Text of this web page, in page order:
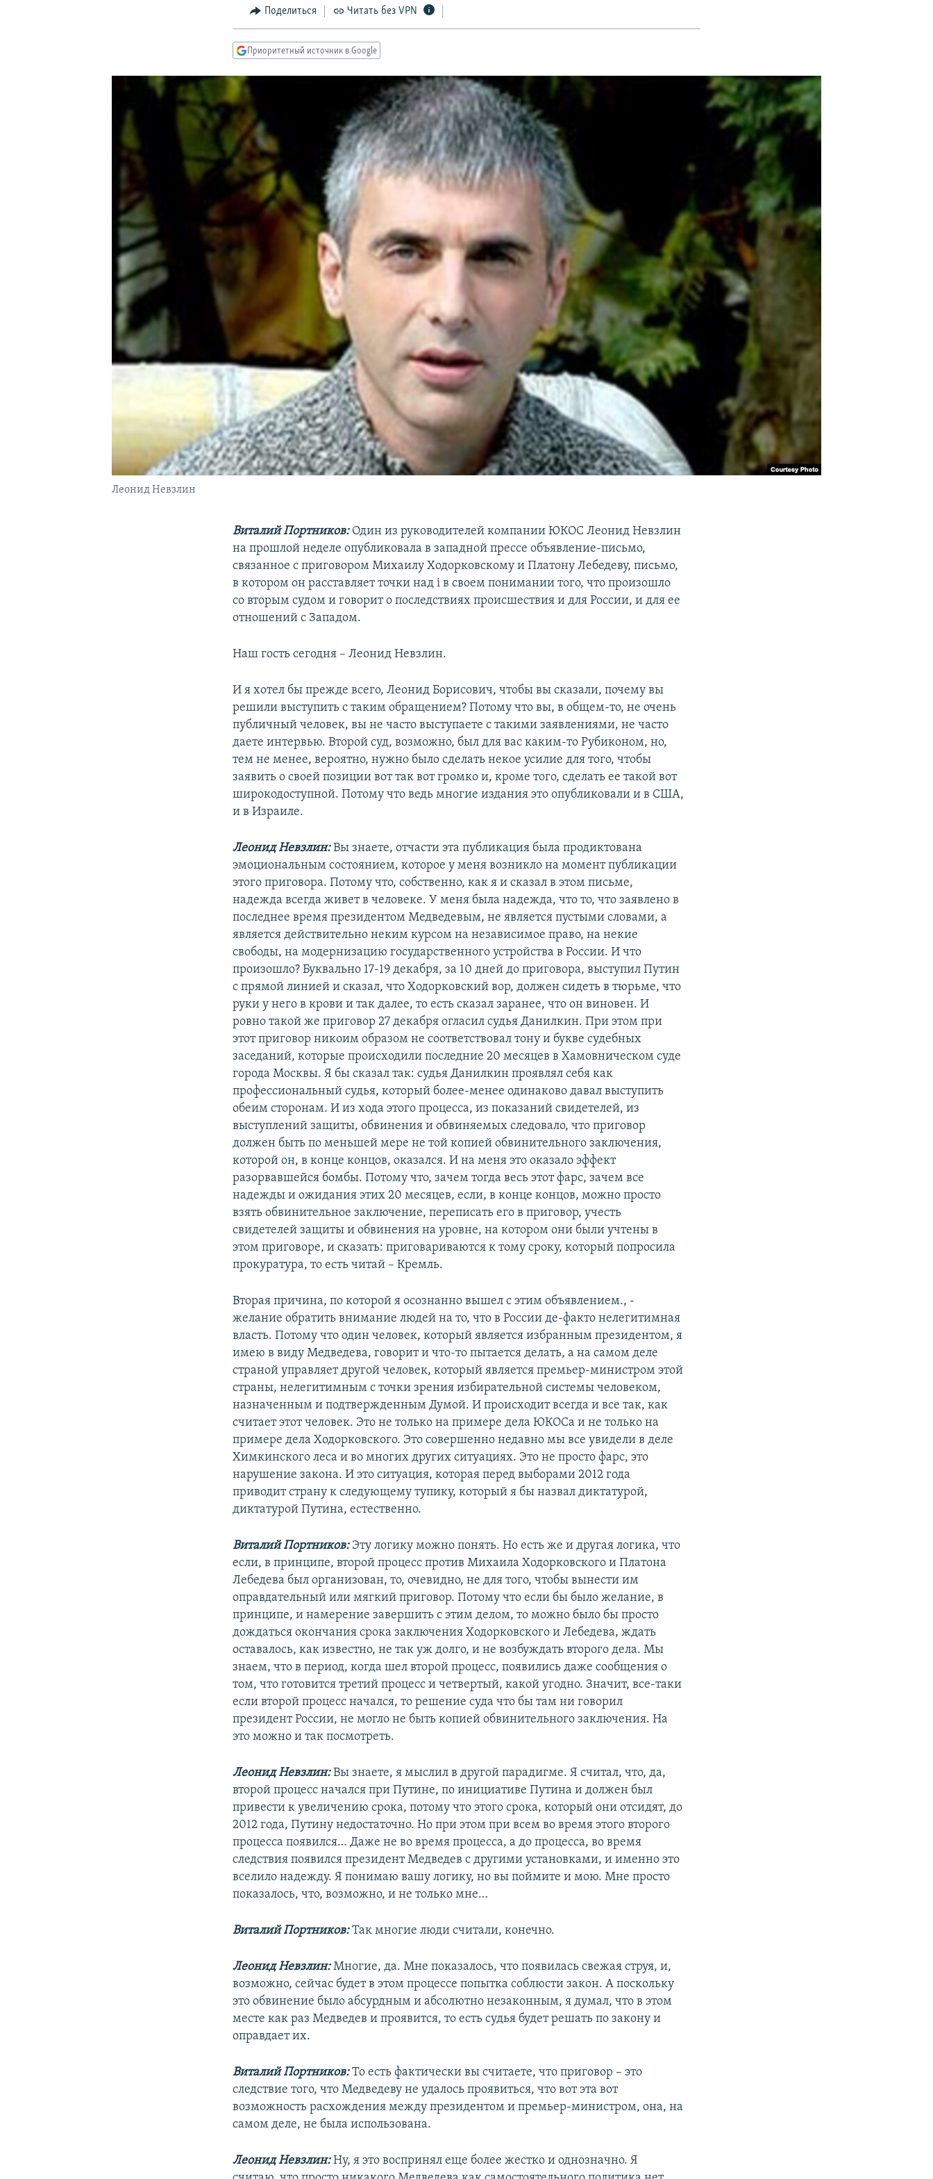
Поделиться Читать без VPN
Приоритетный источник в Google
Леонид Невзлин
Виталий Портников:Один из руководителей компании ЮКОС Леонид Невзлин
на прошлой неделе опубликовала в западной прессе объявление-письмо,
связанное с приговором Михаилу Ходорковскому и Платону Лебедеву, письмо,
в котором он расставляет точки над i в своем понимании того, что произошло
со вторым судом и говорит о последствиях происшествия и для России, и для ее
отношений с Западом.
Наш гость сегодня – Леонид Невзлин.
И я хотел бы прежде всего, Леонид Борисович, чтобы вы сказали, почему вы
решили выступить с таким обращением? Потому что вы, в общем-то, не очень
публичный человек, вы не часто выступаете с такими заявлениями, не часто
даете интервью. Второй суд, возможно, был для вас каким-то Рубиконом, но,
тем не менее, вероятно, нужно было сделать некое усилие для того, чтобы
заявить о своей позиции вот так вот громко и, кроме того, сделать ее такой вот
широкодоступной. Потому что ведь многие издания это опубликовали и в США,
и в Израиле.
Леонид Невзлин:Вы знаете, отчасти эта публикация была продиктована
эмоциональным состоянием, которое у меня возникло на момент публикации
этого приговора. Потому что, собственно, как я и сказал в этом письме,
надежда всегда живет в человеке. У меня была надежда, что то, что заявлено в
последнее время президентом Медведевым, не является пустыми словами, а
является действительно неким курсом на независимое право, на некие
свободы, на модернизацию государственного устройства в России. И что
произошло? Буквально 17-19 декабря, за 10 дней до приговора, выступил Путин
с прямой линией и сказал, что Ходорковский вор, должен сидеть в тюрьме, что
руки у него в крови и так далее, то есть сказал заранее, что он виновен. И
ровно такой же приговор 27 декабря огласил судья Данилкин. При этом при
этот приговор никоим образом не соответствовал тону и букве судебных
заседаний, которые происходили последние 20 месяцев в Хамовническом суде
города Москвы. Я бы сказал так: судья Данилкин проявлял себя как
профессиональный судья, который более-менее одинаково давал выступить
обеим сторонам. И из хода этого процесса, из показаний свидетелей, из
выступлений защиты, обвинения и обвиняемых следовало, что приговор
должен быть по меньшей мере не той копией обвинительного заключения,
которой он, в конце концов, оказался. И на меня это оказало эффект
разорвавшейся бомбы. Потому что, зачем тогда весь этот фарс, зачем все
надежды и ожидания этих 20 месяцев, если, в конце концов, можно просто
взять обвинительное заключение, переписать его в приговор, учесть
свидетелей защиты и обвинения на уровне, на котором они были учтены в
этом приговоре, и сказать: приговариваются к тому сроку, который попросила
прокуратура, то есть читай – Кремль.
Вторая причина, по которой я осознанно вышел с этим объявлением., -
желание обратить внимание людей на то, что в России де-факто нелегитимная
власть. Потому что один человек, который является избранным президентом, я
имею в виду Медведева, говорит и что-то пытается делать, а на самом деле
страной управляет другой человек, который является премьер-министром этой
страны, нелегитимным с точки зрения избирательной системы человеком,
назначенным и подтвержденным Думой. И происходит всегда и все так, как
считает этот человек. Это не только на примере дела ЮКОСа и не только на
примере дела Ходорковского. Это совершенно недавно мы все увидели в деле
Химкинского леса и во многих других ситуациях. Это не просто фарс, это
нарушение закона. И это ситуация, которая перед выборами 2012 года
приводит страну к следующему тупику, который я бы назвал диктатурой,
диктатурой Путина, естественно.
Виталий Портников:Эту логику можно понять. Но есть же и другая логика, что
если, в принципе, второй процесс против Михаила Ходорковского и Платона
Лебедева был организован, то, очевидно, не для того, чтобы вынести им
оправдательный или мягкий приговор. Потому что если бы было желание, в
принципе, и намерение завершить с этим делом, то можно было бы просто
дождаться окончания срока заключения Ходорковского и Лебедева, ждать
оставалось, как известно, не так уж долго, и не возбуждать второго дела. Мы
знаем, что в период, когда шел второй процесс, появились даже сообщения о
том, что готовится третий процесс и четвертый, какой угодно. Значит, все-таки
если второй процесс начался, то решение суда что бы там ни говорил
президент России, не могло не быть копией обвинительного заключения. На
это можно и так посмотреть.
Леонид Невзлин:Вы знаете, я мыслил в другой парадигме. Я считал, что, да,
второй процесс начался при Путине, по инициативе Путина и должен был
привести к увеличению срока, потому что этого срока, который они отсидят, до
2012 года, Путину недостаточно. Но при этом при всем во время этого второго
процесса появился… Даже не во время процесса, а до процесса, во время
следствия появился президент Медведев с другими установками, и именно это
вселило надежду. Я понимаю вашу логику, но вы поймите и мою. Мне просто
показалось, что, возможно, и не только мне…
Виталий Портников:Так многие люди считали, конечно.
Леонид Невзлин:Многие, да. Мне показалось, что появилась свежая струя, и,
возможно, сейчас будет в этом процессе попытка соблюсти закон. А поскольку
это обвинение было абсурдным и абсолютно незаконным, я думал, что в этом
месте как раз Медведев и проявится, то есть судья будет решать по закону и
оправдает их.
Виталий Портников:То есть фактически вы считаете, что приговор – это
следствие того, что Медведеву не удалось проявиться, что вот эта вот
возможность расхождения между президентом и премьер-министром, она, на
самом деле, не была использована.
Леонид Невзлин:Ну, я это воспринял еще более жестко и однозначно. Я